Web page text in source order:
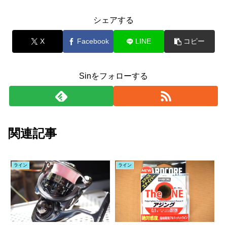
シェアする
X Facebook LINE コピー
Sinをフォローする
関連記事
ライン ライン